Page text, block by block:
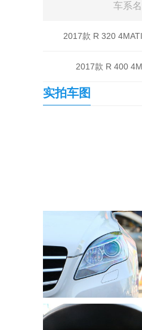
车系
2017款 R 320
2017款 R 400
实拍车图